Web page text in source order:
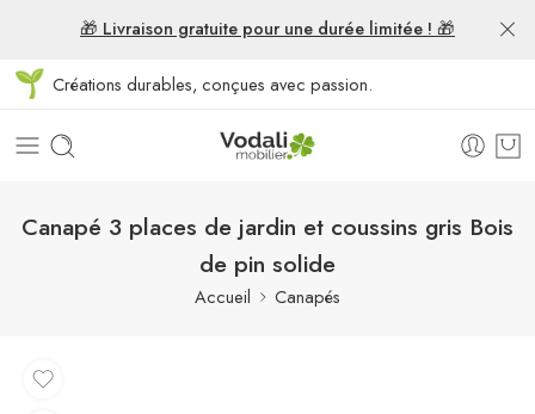
🎁 Livraison gratuite pour une durée limitée ! 🎁
Créations durables, conçues avec passion.
Canapé 3 places de jardin et coussins gris Bois
de pin solide
Accueil Canapés